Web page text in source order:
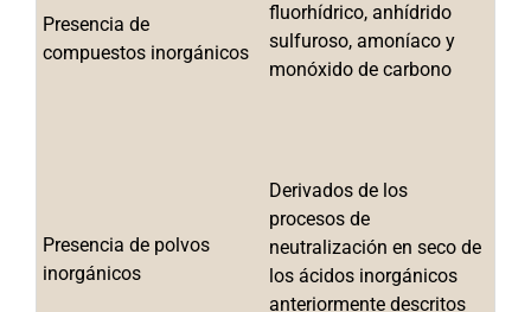
Presencia de
compuestos inorgánicos
fluorhídrico, anhídrido
sulfuroso, amoníaco y
monóxido de carbono
Presencia de polvos
inorgánicos
Derivados de los
procesos de
neutralización en seco de
los ácidos inorgánicos
anteriormente descritos